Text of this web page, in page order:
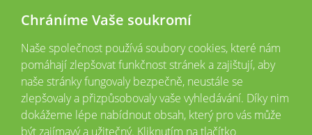
2026 © CopyrightVšechna práva vyhrazena
Tyto webové stránky jsou provozovány společností Realitní akademie České
Chráníme Vaše soukromí
Naše společnost používá soubory cookies, které nám
pomáhají zlepšovat funkčnost stránek a zajištují, aby
naše stránky fungovaly bezpečně, neustále se
zlepšovaly a přizpůsobovaly vaše vyhledávání. Díky nim
dokážeme lépe nabídnout obsah, který pro vás může
být zajímavý a užitečný. Kliknutím na tlačítko